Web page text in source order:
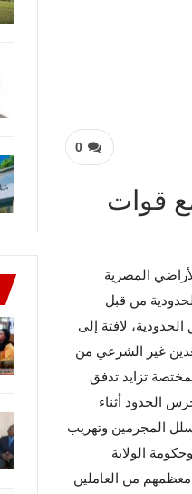
0
قوات
المصرية
من قبل
لافتة إلى
غير الشرعي من
تزايد تدفق
الحدود أثناء
المجرمين وتهريب
الولاية
معظمهم من العاملين